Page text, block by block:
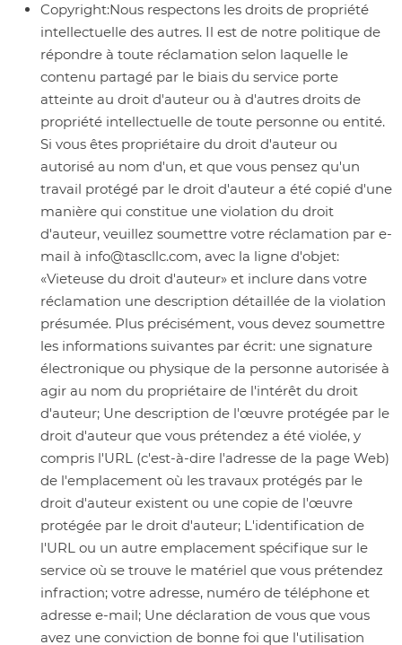
Copyright:Nous respectons les droits de propriété
intellectuelle des autres. Il est de notre politique de
répondre à toute réclamation selon laquelle le
contenu partagé par le biais du service porte
atteinte au droit d'auteur ou à d'autres droits de
propriété intellectuelle de toute personne ou entité.
Si vous êtes propriétaire du droit d'auteur ou
autorisé au nom d'un, et que vous pensez qu'un
travail protégé par le droit d'auteur a été copié d'une
manière qui constitue une violation du droit
d'auteur, veuillez soumettre votre réclamation par e-
mail à info@tascllc.com, avec la ligne d'objet:
«Vieteuse du droit d'auteur» et inclure dans votre
réclamation une description détaillée de la violation
présumée. Plus précisément, vous devez soumettre
les informations suivantes par écrit: une signature
électronique ou physique de la personne autorisée à
agir au nom du propriétaire de l'intérêt du droit
d'auteur; Une description de l'œuvre protégée par le
droit d'auteur que vous prétendez a été violée, y
compris l'URL (c'est-à-dire l'adresse de la page Web)
de l'emplacement où les travaux protégés par le
droit d'auteur existent ou une copie de l'œuvre
protégée par le droit d'auteur; L'identification de
l'URL ou un autre emplacement spécifique sur le
service où se trouve le matériel que vous prétendez
infraction; votre adresse, numéro de téléphone et
adresse e-mail; Une déclaration de vous que vous
avez une conviction de bonne foi que l'utilisation